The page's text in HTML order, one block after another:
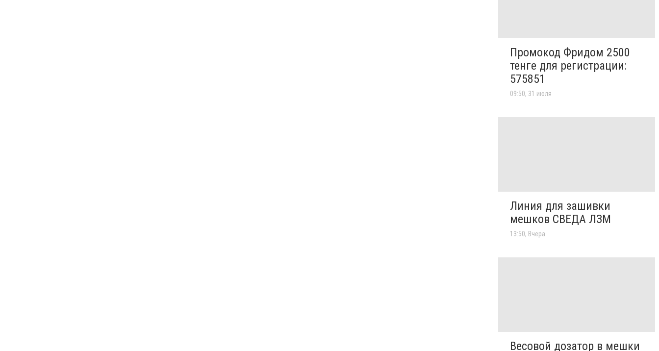
Промокод Фридом 2500
тенге для регистрации:
575851
09:50, 31 июля
Линия для зашивки
мешков СВЕДА ЛЗМ
13:50, Вчера
Весовой дозатор в мешки